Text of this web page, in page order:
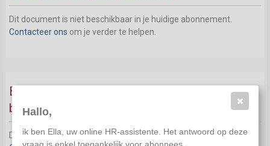
Dit document is niet beschikbaar in je huidige abonnement.
Contacteer ons om je verder te helpen.
Beëindiging van een beroepsinlevingsstage /
beroepsinlevingsovereenkomst
Dit document is niet beschikbaar in je huidige abonnement.
Hallo,
ik ben Ella, uw online HR-assistente. Het antwoord op deze
vraag is enkel toegankelijk voor abonnees.